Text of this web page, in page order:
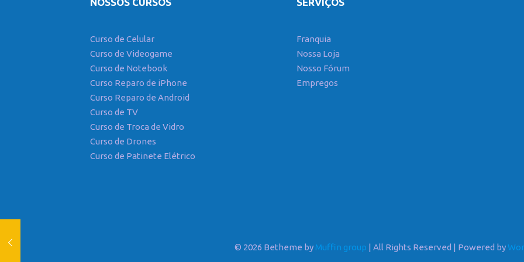
Curso de Celular
Curso de Videogame
Curso de Notebook
Curso Reparo de iPhone
Curso Reparo de Android
Curso de TV
Curso de Troca de Vidro
Curso de Drones
Curso de Patinete Elétrico
Franquia
Nossa Loja
Nosso Fórum
Empregos
© 2026 Betheme by Muffin group | All Rights Reserved | Powered by